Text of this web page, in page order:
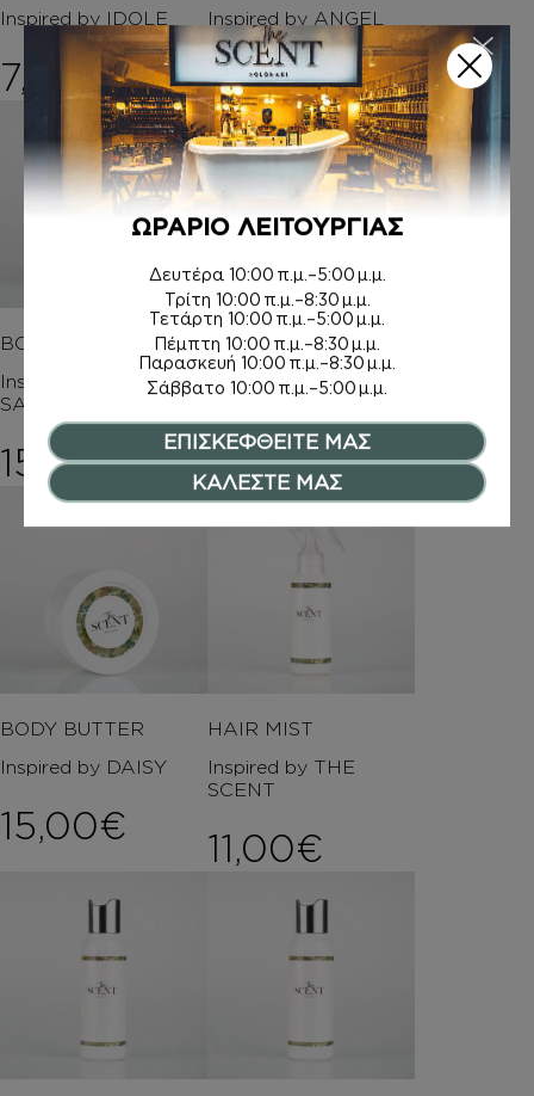
Inspired by IDOLE
7,50€
Inspired by ANGEL
15,00€
BODY BUTTER
Inspired by WOOD
SAGE&SEA SALT
15,00€
BODY MIST
Inspired by COCONUT
12,00€
BODY BUTTER
Inspired by DAISY
15,00€
HAIR MIST
Inspired by THE
SCENT
11,00€
ΩΡΑΡΙΟ ΛΕΙΤΟΥΡΓΙΑΣ
Δευτέρα 10:00 π.μ.–5:00 μ.μ.
Τρίτη 10:00 π.μ.–8:30 μ.μ.
Τετάρτη 10:00 π.μ.–5:00 μ.μ.
Πέμπτη 10:00 π.μ.–8:30 μ.μ.
Παρασκευή 10:00 π.μ.–8:30 μ.μ.
Σάββατο 10:00 π.μ.–5:00 μ.μ.
ΕΠΙΣΚΕΦΘΕΙΤΕ ΜΑΣ
ΚΑΛΕΣΤΕ ΜΑΣ